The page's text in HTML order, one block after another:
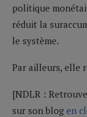
politique
réduit la
le système.
Par ailleurs, elle
[NDLR :
sur son blog en